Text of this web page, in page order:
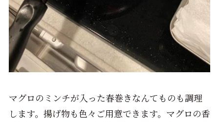
マグロのミンチが入った春巻きなんてものも調理
します。揚げ物も色々ご用意できます。マグロの香